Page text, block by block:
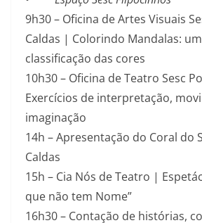
9h30 – Oficina de Artes Visuais
Caldas | Colorindo Mandalas:
classificação das cores
10h30 – Oficina de Teatro Sesc
Exercícios de interpretação,
imaginação
14h – Apresentação do Coral do
Caldas
15h – Cia Nós de Teatro |
que não tem Nome”
16h30 – Contação de histórias,